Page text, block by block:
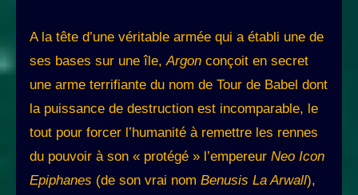
A la tête d’une véritable armée qui a établi une de
ses bases sur une île,Argon conçoit en secret
une arme terrifiante du nom de Tour de Babel dont
la puissance de destruction est incomparable, le
tout pour forcer l’humanité à remettre les rennes
du pouvoir à son « protégé » l’empereur Neo Icon
Epiphanes (de son vrai nom Benusis La Arwall),